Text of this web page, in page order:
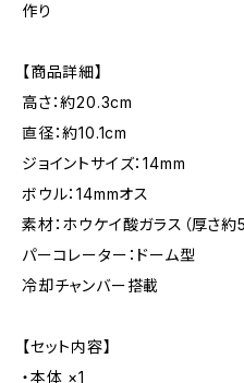
作り
【商品詳細】
高さ：約20.3cm
直径：約10.1cm
ジョイントサイズ：14mm
ボウル：14mmオス
素材：ホウケイ酸ガラス（厚さ約
パーコレーター：ドーム型
冷却チャンバー搭載
【セット内容】
・本体 ×1